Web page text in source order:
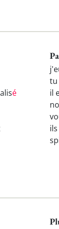
é
tu
il